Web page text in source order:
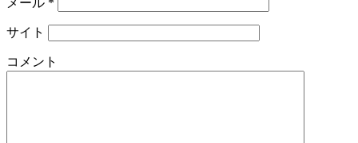
サイト
コメント